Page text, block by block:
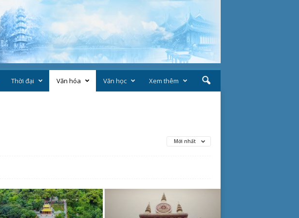
Thời đại Văn hóa Văn học Xem thêm
Mới nhất